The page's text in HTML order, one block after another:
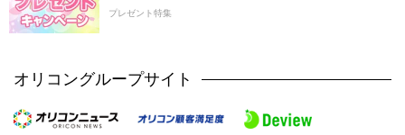
プレゼント特集
オリコングループサイト